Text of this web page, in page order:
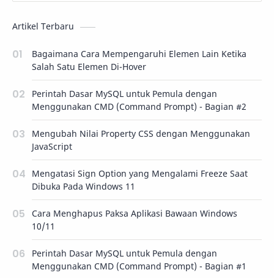
Artikel Terbaru
Bagaimana Cara Mempengaruhi Elemen Lain Ketika
Salah Satu Elemen Di-Hover
Perintah Dasar MySQL untuk Pemula dengan
Menggunakan CMD (Command Prompt) - Bagian #2
Mengubah Nilai Property CSS dengan Menggunakan
JavaScript
Mengatasi Sign Option yang Mengalami Freeze Saat
Dibuka Pada Windows 11
Cara Menghapus Paksa Aplikasi Bawaan Windows
10/11
Perintah Dasar MySQL untuk Pemula dengan
Menggunakan CMD (Command Prompt) - Bagian #1